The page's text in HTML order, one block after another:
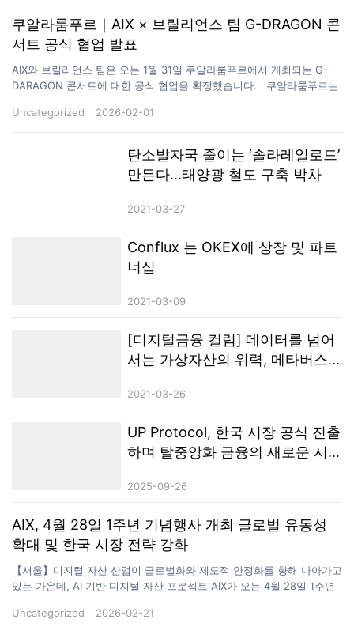
쿠알라룸푸르｜AIX × 브릴리언스 팀 G-DRAGON 콘
서트 공식 협업 발표
AIX와 브릴리언스 팀은 오는 1월 31일 쿠알라룸푸르에서 개최되는 G-
DARAGON 콘서트에 대한 공식 협업을 확정했습니다. 쿠알라룸푸르는
과 글로벌 문화 영향력을 동시에 갖춘 도시입니다. 여기에 G-DRAGON
도 확대와 글로벌 전략을 본격화하는 주요 계기로 평가되고 있습니다.
브릴리언스 팀은 AIX를 핵심 전략 파트너로 공식 편입했으며,양측은 자
원 배분, 실행 속도, 중장기 목표 전반에 걸쳐 안정적인 협업 구조를 구축
기여해 온 팀 리더 및 주요 협력 파트너들에게 공식적인 감사의 뜻을…
Uncategorized 2026-02-01
탄소발자국 줄이는 ‘솔라레일로드’
만든다…태양광 철도 구축 박차
2021-03-27
Conflux 는 OKEX에 상장 및 파트
너십
2021-03-09
[디지털금융 컬럼] 데이터를 넘어
서는 가상자산의 위력, 메타버스
2021-03-26
UP Protocol, 한국 시장 공식 진출
하며 탈중앙화 금융의 새로운 시
2025-09-26
AIX, 4월 28일 1주년 기념행사 개최 글로벌 유동성
확대 및 한국 시장 전략 강화
【서울】디지털 자산 산업이 글로벌화와 제도적 안정화를 향해 나아가고
있는 가운데, AI 기반 디지털 자산 프로젝트 AIX가 오는 4월 28일 1주년
AIX 측은 이번 1주년이 단순한 기념 행사를 넘어, 그간의 성과를 점검하
Uncategorized 2026-02-21